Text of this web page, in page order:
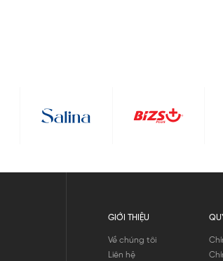
GIỚI THIỆU
Về chúng tôi
Liên hệ